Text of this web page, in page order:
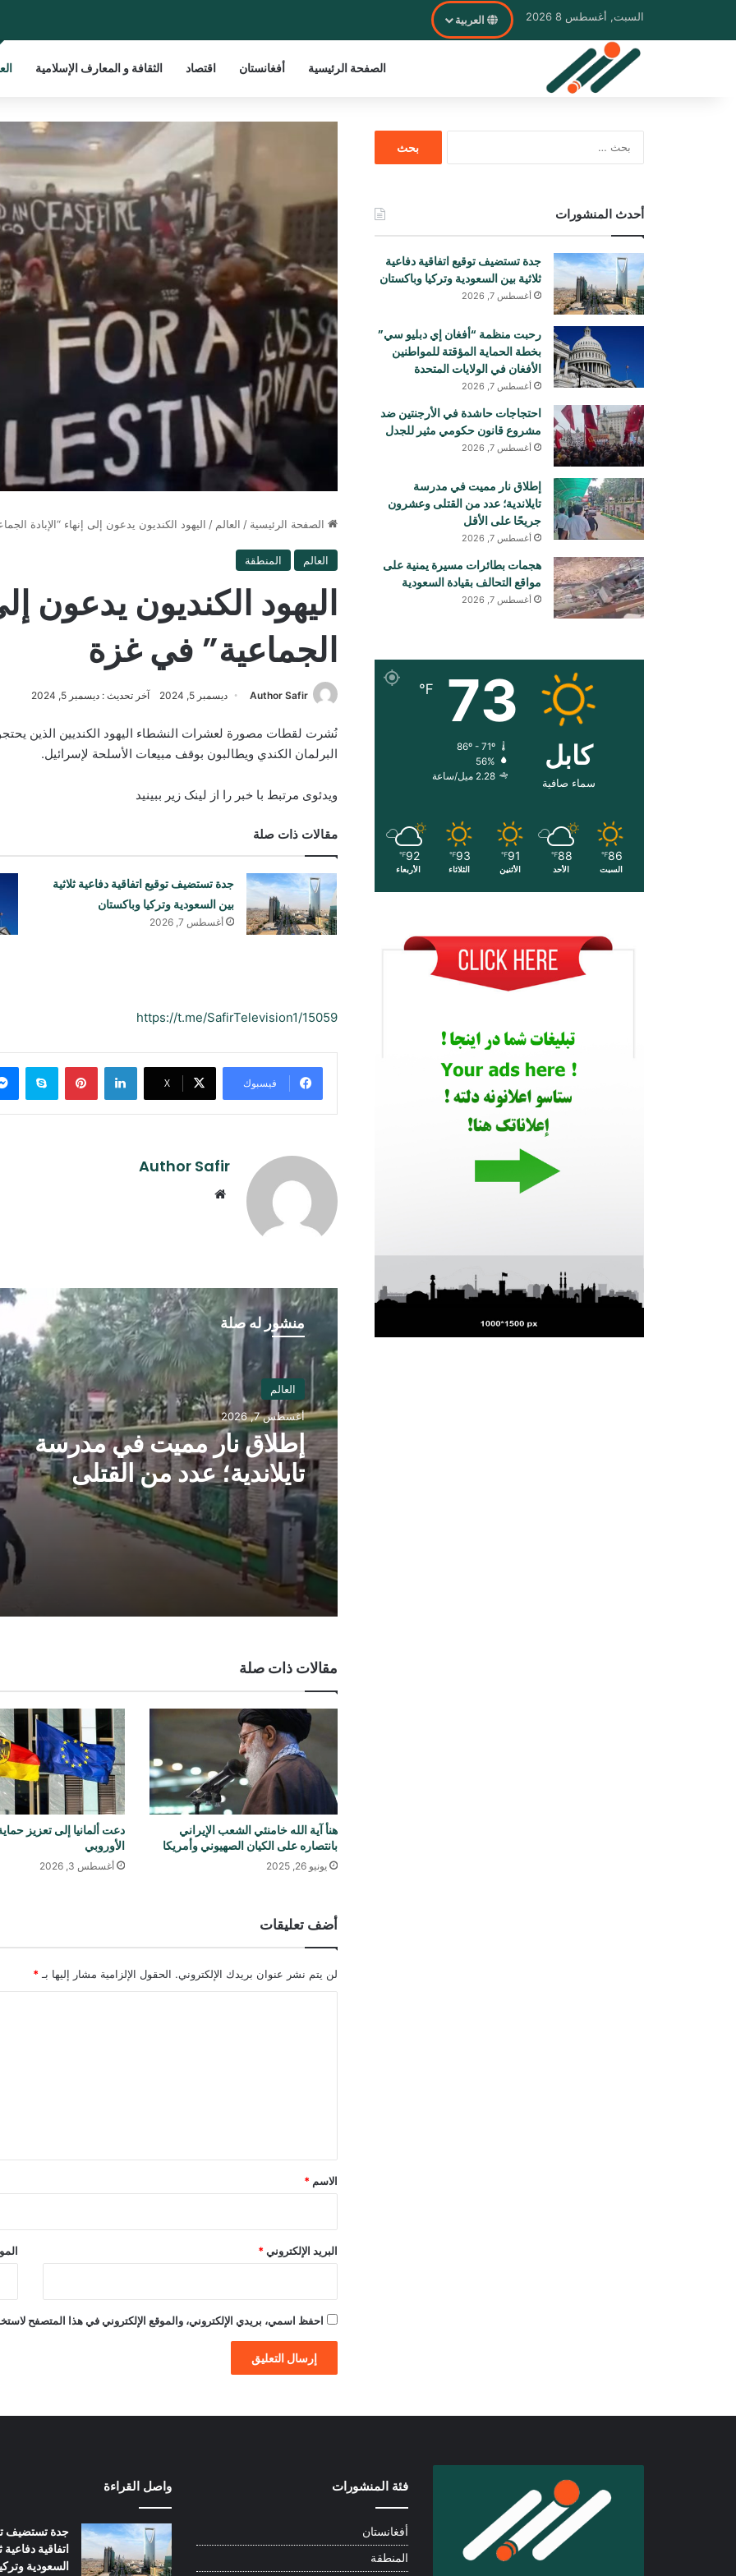
السبت, أغسطس 8 2026 العربية
الصفحة الرئيسية أفغانستان اقتصاد الثقافة و المعارف الإسلامية
الصفحة الرئيسية / العالم / اليهود الكنديون يدعون إلى إنهاء “الإبادة
العالم المنطقة
اليهود الكنديون يدعون
الجماعية” في غزة
Author Safir ديسمبر 5, 2024 آخر تحديث : ديسمبر 5, 2024
نُشرت لقطات مصورة لعشرات النشطاء اليهود الكنديين الذين
البرلمان الكندي ويطالبون بوقف مبيعات الأسلحة لإسرائيل.
ویدئوی مرتبط با خبر را از لینک زیر ببینید
مقالات ذات صلة
جدة تستضيف توقيع اتفاقية دفاعية ثلاثية
بين السعودية وتركيا وباكستان
أغسطس 7, 2026
https://t.me/SafirTelevision1/15059
فيسبوك ‫X
لينكدإن بينتيريست
Author Safir
منشور له صلة
العالم
أغسطس 7, 2026
إطلاق نار مميت في مدرسة
تايلاندية؛ عدد من القتلى
وعشرون جريحًا على الأقل
مقالات ذات صلة
هنأ آية الله خامنئي الشعب الإيراني
بانتصاره على الكيان الصهيوني وأمريكا
يونيو 26, 2025
دعت ألمانيا إلى تعزيز
الأوروبي
أغسطس 3, 2026
أضف تعليقات
لن يتم نشر عنوان بريدك الإلكتروني. الحقول الإلزامية مشار إليها بـ *
*
الاسم *
البريد الإلكتروني *
احفظ اسمي، بريدي الإلكتروني، والموقع الإلكتروني في هذا المتصفح
أحدث المنشورات
جدة تستضيف توقيع اتفاقية دفاعية
ثلاثية بين السعودية وتركيا وباكستان
أغسطس 7, 2026
رحبت منظمة “أفغان إي دبليو سي”
بخطة الحماية المؤقتة للمواطنين
الأفغان في الولايات المتحدة
أغسطس 7, 2026
احتجاجات حاشدة في الأرجنتين ضد
مشروع قانون حكومي مثير للجدل
أغسطس 7, 2026
إطلاق نار مميت في مدرسة
تايلاندية؛ عدد من القتلى وعشرون
جريحًا على الأقل
أغسطس 7, 2026
هجمات بطائرات مسيرة يمنية على
مواقع التحالف بقيادة السعودية
أغسطس 7, 2026
کابل
سماء صافية
73
℉
86º - 71º
56%
2.28 ميل/ساعة
86
℉
السبت
88
℉
الأحد
91
℉
الأثنين
93
℉
الثلاثاء
92
℉
الأربعاء
فئة المنشورات
أفغانستان
المنطقة
واصل القراءة
جدة تستضيف
اتفاقية دفاعية
السعودية